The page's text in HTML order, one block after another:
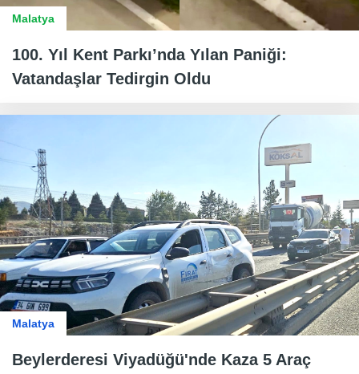
Malatya
100. Yıl Kent Parkı’nda Yılan Paniği:
Vatandaşlar Tedirgin Oldu
Malatya
Beylerderesi Viyadüğü'nde Kaza 5 Araç